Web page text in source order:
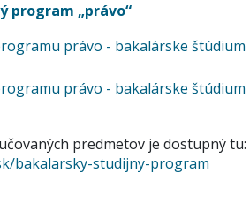
program „právo“
právo - bakalárske štúdium
právo - bakalárske štúdium
predmetov je dostupný tu:
bakalarsky-studijny-program